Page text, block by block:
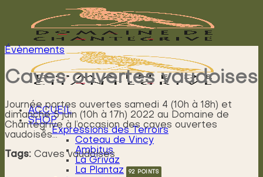
contenu
ACCUEIL
SHOP
Expressions des Terroirs
Coteau de Vincy
Ambitus
La Grivaz
La Plantaz
Évènements
Caves ouvertes vaudoises
Journée portes ouvertes samedi 4 (10h à 18h) et
dimanche 5 juin (10h à 17h) 2022 au Domaine de
Chantegrive à l’occasion des caves ouvertes
vaudoises…
Tags: Caves vaudoises